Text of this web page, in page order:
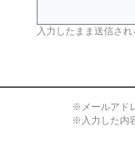
入力したまま送信さ
※メールアド
※入力した内